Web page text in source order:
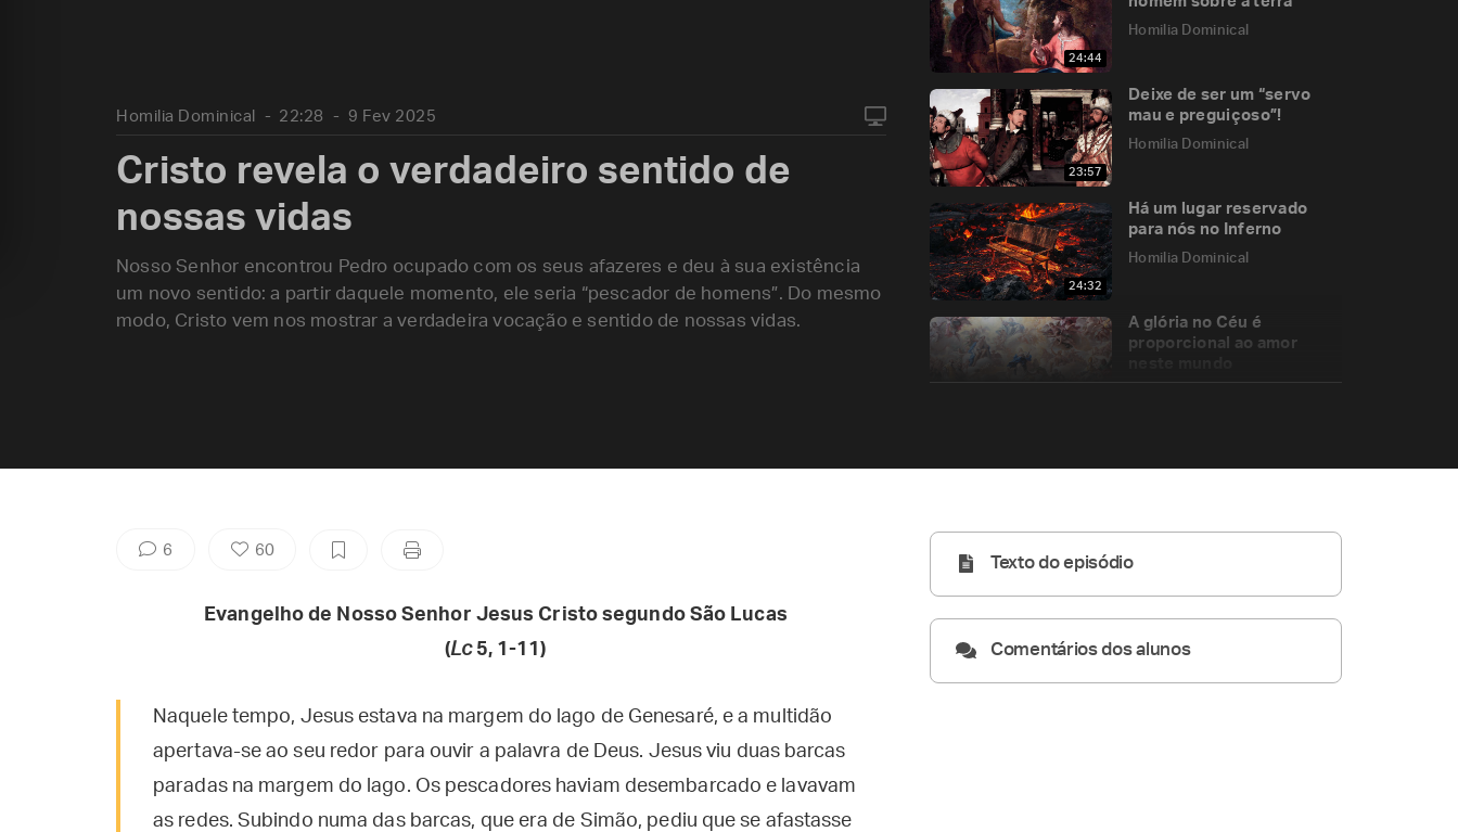
24:44
Homilia Dominical
23:57
Deixe de ser um “servo
mau e preguiçoso”!
Homilia Dominical
24:32
Há um lugar reservado
para nós no Inferno
Homilia Dominical
A glória no Céu é
proporcional ao amor
Homilia Dominical 22:28 9 Fev 2025
Cristo revela o verdadeiro sentido de
nossas vidas
Nosso Senhor encontrou Pedro ocupado com os seus afazeres e deu à sua existência
um novo sentido: a partir daquele momento, ele seria “pescador de homens”. Do mesmo
modo, Cristo vem nos mostrar a verdadeira vocação e sentido de nossas vidas.
6 60
Evangelho de Nosso Senhor Jesus Cristo segundo São Lucas
(Lc 5, 1-11)
Naquele tempo, Jesus estava na margem do lago de Genesaré, e a multidão
apertava-se ao seu redor para ouvir a palavra de Deus. Jesus viu duas barcas
paradas na margem do lago. Os pescadores haviam desembarcado e lavavam
as redes. Subindo numa das barcas, que era de Simão, pediu que se afastasse
Texto do episódio
Comentários dos alunos